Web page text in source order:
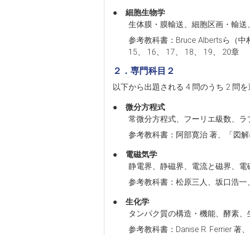
● 細胞生物学
生体膜・膜輸送、細胞区画・輸
参考教科書：Bruce Albertsら（
15、 16、 17、 18、 19、 20章
２．専門科目２
以下から出題される 4 問のうち 2 問を
● 微分方程式
常微分方程式、フーリエ級数、
参考教科書：阿部寛治 著、「図
● 電磁気学
静電界、静磁界、電流と磁界、
参考教科書：松原三人、坂口浩
● 生化学
タンパク質の構造・機能、酵素
参考教科書：Danise R. Ferrier